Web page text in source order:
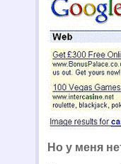
Но у меня